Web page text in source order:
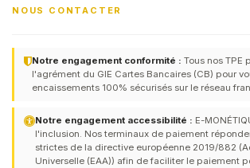
NOUS CONTACTER
Notre engagement conformité : Tous nos TPE
l'agrément du GIE Cartes Bancaires (CB) pour
encaissements 100% sécurisés sur le réseau
Notre engagement accessibilité : E-
l'inclusion. Nos terminaux de paiement
strictes de la directive européenne 2019/882
Universelle (EAA)) afin de faciliter le paiement